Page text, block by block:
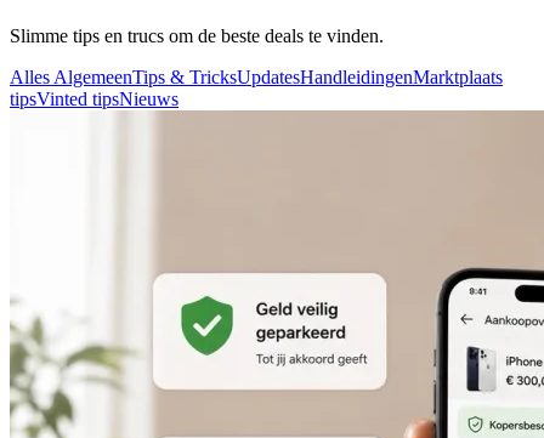
Slimme tips en trucs om de beste deals te vinden.
Alles AlgemeenTips & TricksUpdatesHandleidingenMarktplaats
tipsVinted tipsNieuws